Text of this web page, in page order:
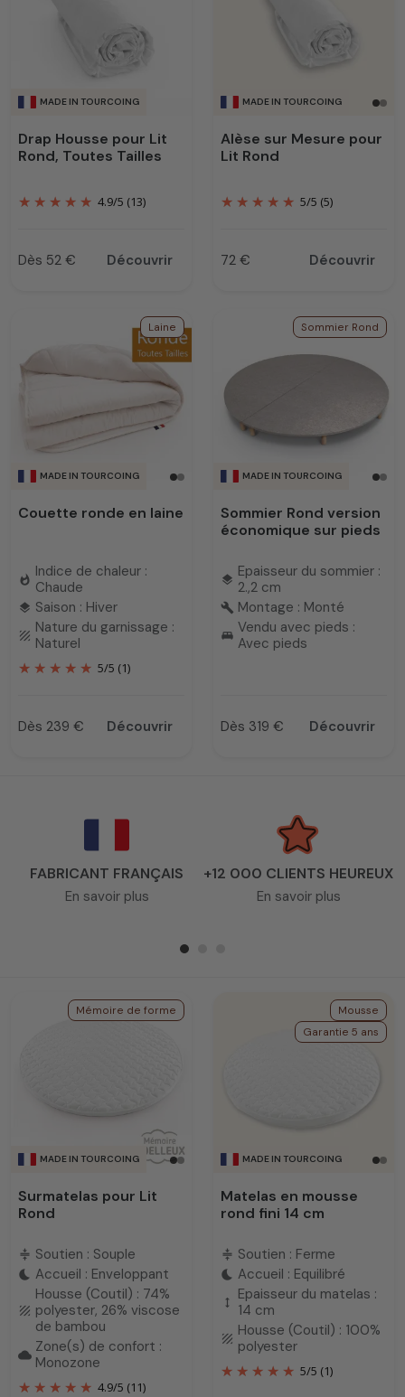
MADE IN TOURCOING
Drap Housse pour Lit
Rond, Toutes Tailles
4.9/5 (13)
Prix
Dès 52 € Découvrir
MADE IN TOURCOING
Alèse sur Mesure pour
Lit Rond
5/5 (5)
Prix
72 € Découvrir
MADE IN TOURCOING
Laine
Couette ronde en laine
whatshot Indice de chaleur :
Chaude
layers Saison : Hiver
texture Nature du garnissage :
Naturel
5/5 (1)
Prix
Dès 239 € Découvrir
MADE IN TOURCOING
Sommier Rond
Sommier Rond version
économique sur pieds
layers Epaisseur du sommier :
2.,2 cm
build Montage : Monté
king_bed Vendu avec pieds :
Avec pieds
Prix
Dès 319 € Découvrir
FABRICANT FRANÇAIS
En savoir plus
+12 000 CLIENTS HEUREUX
En savoir plus
MADE IN TOURCOING
Mémoire de forme
Surmatelas pour Lit
Rond
compress Soutien : Souple
bedtime Accueil : Enveloppant
texture
Housse (Coutil) : 74%
polyester, 26% viscose
de bambou
cloud Zone(s) de confort :
Monozone
4.9/5 (11)
MADE IN TOURCOING
Mousse
Garantie 5 ans
Matelas en mousse
rond fini 14 cm
compress Soutien : Ferme
bedtime Accueil : Equilibré
height
Epaisseur du matelas :
14 cm
texture Housse (Coutil) : 100%
polyester
5/5 (1)